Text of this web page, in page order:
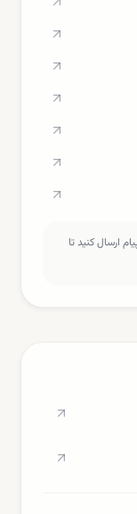
ارسال کنید تا